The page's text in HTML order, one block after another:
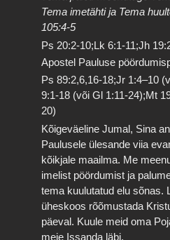
Tema imetähti ja Tema
105:4-5
Ps 20:2-10;Lk 6:1-11;Jh
Apostel Pauluse
Ps 89:2,6,16-18;Jr 1:4–10
9:1-18 (või Gl 1:11-24);Mt
20)
Kõigeväeline Jumal, Sina
Paulusele ülesande viia
kõikjale maailma. Me
imelist pöördumist ja
tema kuulutatud elu sõnas.
üheskoos rõõmustada
päeval. Kuule meid oma
meie Issanda läbi.